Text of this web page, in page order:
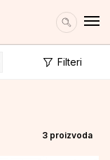
Filteri
3 proizvoda